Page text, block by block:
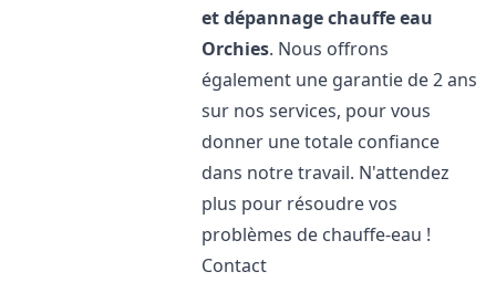
et dépannage chauffe eau
Orchies. Nous offrons
également une garantie de 2 ans
sur nos services, pour vous
donner une totale confiance
dans notre travail. N'attendez
plus pour résoudre vos
problèmes de chauffe-eau !
Contact